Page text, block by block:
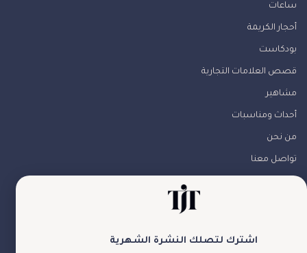
ساعات
أحجار الكريمة
بودكاست
قصص العلامات التجارية
مشاهير
أحداث ومناسبات
من نحن
تواصل معنا
اشترك لتصلك النشرة الشهرية